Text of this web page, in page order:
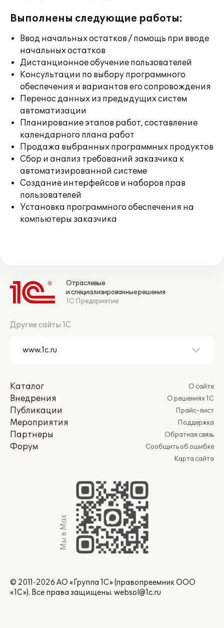
Выполнены следующие работы:
Ввод начальных остатков / помощь при вводе
начальных остатков
Дистанционное обучение пользователей
Консультации по выбору программного
обеспечения и вариантов его сопровождения
Перенос данных из предыдущих систем
автоматизации
Планирование этапов работ, составление
календарного плана работ
Продажа выбранных программных продуктов
Сбор и анализ требований заказчика к
автоматизированной системе
Создание интерфейсов и наборов прав
пользователей
Установка программного обеспечения на
компьютеры заказчика
Отраслевые
и специализированные решения
1С:Предприятие
Другие сайты 1С
Каталог
Внедрения
Публикации
Мероприятия
Партнеры
Форум
О сайте
О решениях 1С
Прайс-лист
Поддержка
Обратная связь
Сообщить об ошибке
Карта сайта
Мы в Max
© 2011-2026 АО «Группа 1С» (правопреемник ООО
«1С»). Все права защищены. websol@1c.ru